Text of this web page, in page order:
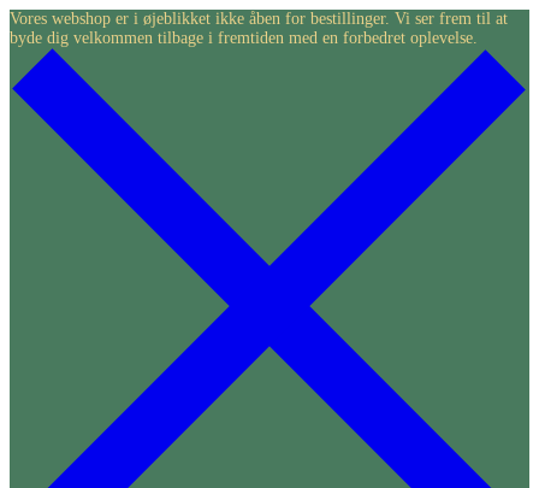
Skip
to
content
Vores webshop er i øjeblikket ikke åben for bestillinger. Vi ser frem til at
byde dig velkommen tilbage i fremtiden med en forbedret oplevelse.